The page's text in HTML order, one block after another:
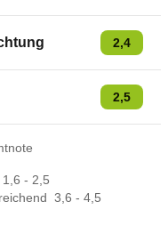
2,4
2,5
1,6 - 2,5
3,6 - 4,5